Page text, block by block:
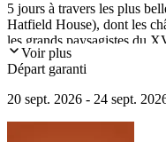
5 jours à travers les plus
Hatfield House), dont les
les grands paysagistes du
styles (médiéval,
(peinture, tapisserie,
Voir plus
Départ garanti
20 sept. 2026 - 24 sept.